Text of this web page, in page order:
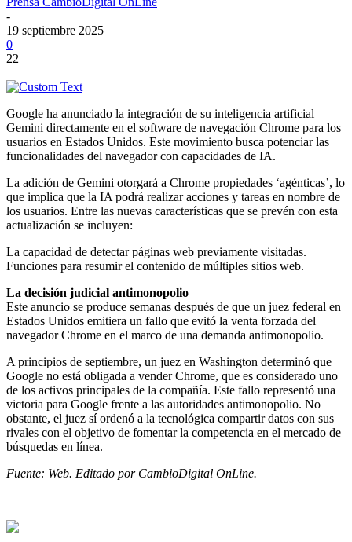
-
19 septiembre 2025
0
22
Google ha anunciado la integración de su inteligencia artificial
Gemini directamente en el software de navegación Chrome para los
usuarios en Estados Unidos. Este movimiento busca potenciar las
funcionalidades del navegador con capacidades de IA.
La adición de Gemini otorgará a Chrome propiedades ‘agénticas’, lo
que implica que la IA podrá realizar acciones y tareas en nombre de
los usuarios. Entre las nuevas características que se prevén con esta
actualización se incluyen:
La capacidad de detectar páginas web previamente visitadas.
Funciones para resumir el contenido de múltiples sitios web.
La decisión judicial antimonopolio
Este anuncio se produce semanas después de que un juez federal en
Estados Unidos emitiera un fallo que evitó la venta forzada del
navegador Chrome en el marco de una demanda antimonopolio.
A principios de septiembre, un juez en Washington determinó que
Google no está obligada a vender Chrome, que es considerado uno
de los activos principales de la compañía. Este fallo representó una
victoria para Google frente a las autoridades antimonopolio. No
obstante, el juez sí ordenó a la tecnológica compartir datos con sus
rivales con el objetivo de fomentar la competencia en el mercado de
búsquedas en línea.
Fuente: Web. Editado por CambioDigital OnLine.